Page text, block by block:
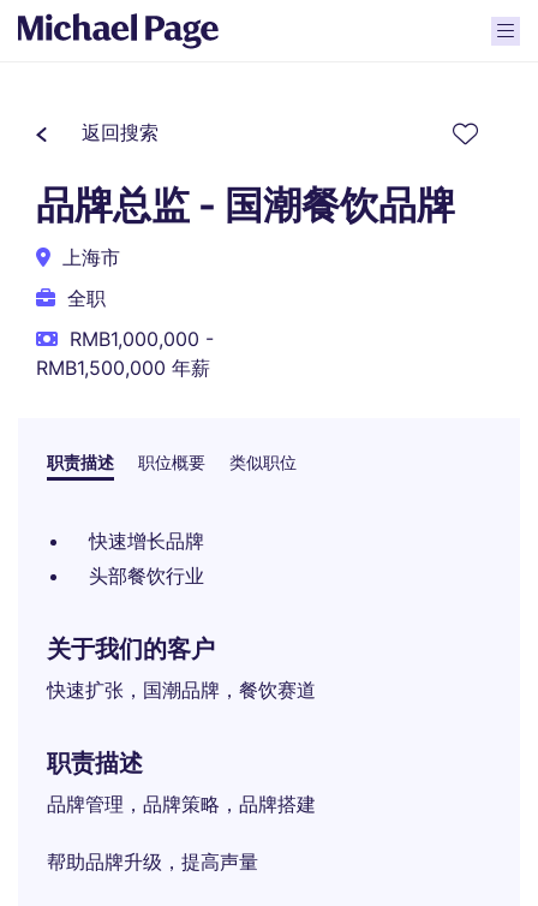
返回搜索
品牌总监 - 国潮餐饮品牌
上海市
全职
RMB1,000,000 -
RMB1,500,000 年薪
职责描述 职位概要 类似职位
快速增长品牌
头部餐饮行业
关于我们的客户
快速扩张，国潮品牌，餐饮赛道
职责描述
品牌管理，品牌策略，品牌搭建
帮助品牌升级，提高声量